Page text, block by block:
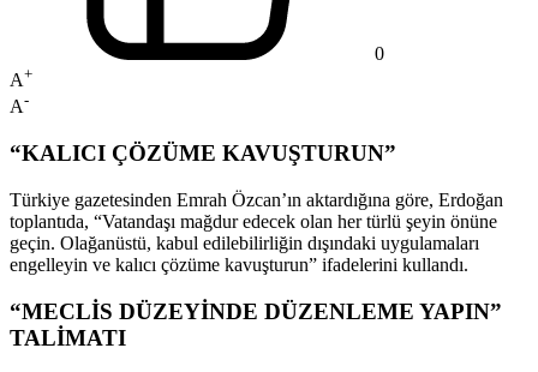
0
A+
A-
“KALICI ÇÖZÜME KAVUŞTURUN”
Türkiye gazetesinden Emrah Özcan’ın aktardığına göre, Erdoğan
toplantıda, “Vatandaşı mağdur edecek olan her türlü şeyin önüne
geçin. Olağanüstü, kabul edilebilirliğin dışındaki uygulamaları
engelleyin ve kalıcı çözüme kavuşturun” ifadelerini kullandı.
“MECLİS DÜZEYİNDE DÜZENLEME YAPIN”
TALİMATI